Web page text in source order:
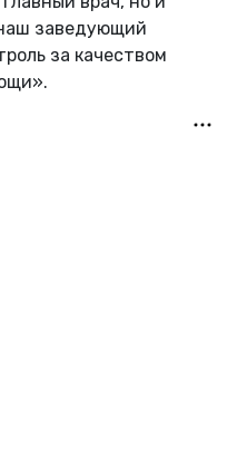
заведующий
за качеством